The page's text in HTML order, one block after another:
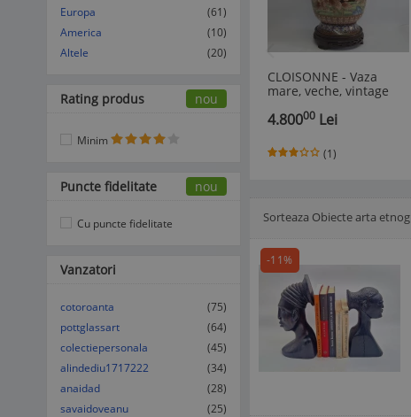
CLOISONNE - Vaza
mare, veche, vintage
59 CM H cu suport
4.80000 Lei
(1)
Sorteaza Obiecte arta
Afisare Lista
Afisare galerie
-11%
Europa
(61)
America
(10)
Altele
(20)
Rating produs nou
Minim
Puncte fidelitate nou
Cu puncte fidelitate
Vanzatori
cotoroanta
(75)
pottglassart
(64)
colectiepersonala
(45)
alindediu1717222
(34)
anaidad
(28)
savaidoveanu
(25)